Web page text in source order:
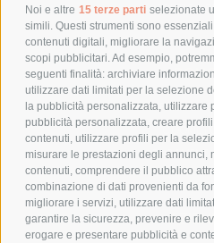
Noi e altre 15 terze parti selezionate
simili. Questi strumenti sono
contenuti digitali, migliorare la
scopi pubblicitari. Ad esempio,
seguenti finalità: archiviare
utilizzare dati limitati per la selezione
la pubblicità personalizzata, utilizzare
pubblicità personalizzata, creare
contenuti, utilizzare profili per la
misurare le prestazioni degli annunci,
contenuti, comprendere il pubblico
combinazione di dati provenienti da
migliorare i servizi, utilizzare dati
garantire la sicurezza, prevenire e
erogare e presentare pubblicità e
POLITICA
PRIVACY
COOKIE